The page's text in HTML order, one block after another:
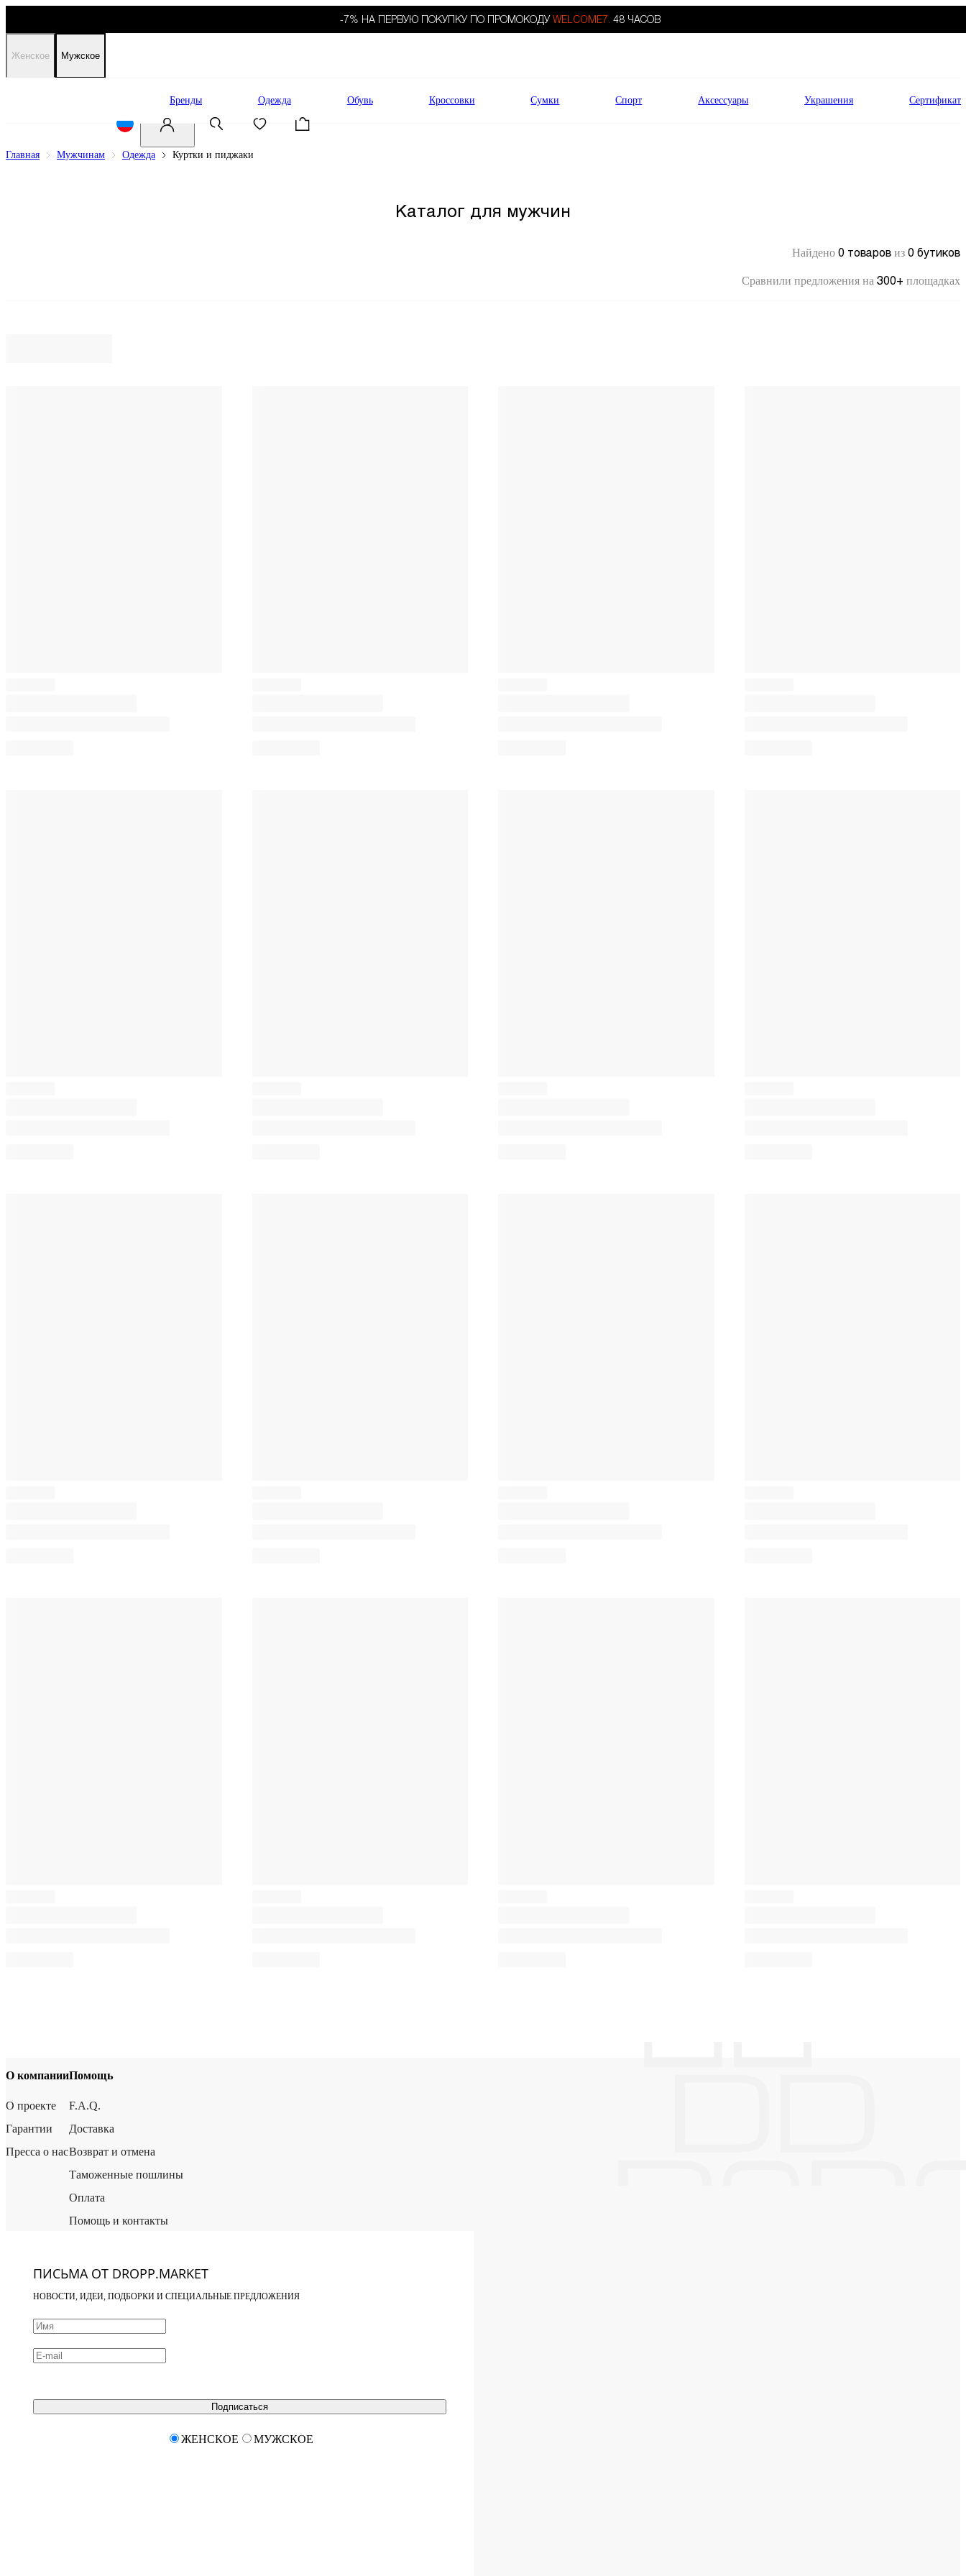
-7% НА ПЕРВУЮ ПОКУПКУ ПО ПРОМОКОДУ WELCOME7. 48 ЧАСОВ
Женское Мужское
Бренды Одежда Обувь Кроссовки Сумки Спорт Аксессуары Украшения Сертификат
Главная Мужчинам Одежда Куртки и пиджаки
Каталог для мужчин
Найдено 0 товаров из 0 бутиков
Сравнили предложения на 300+ площадках
О компании
О проекте
Гарантии
Пресса о нас
Помощь
F.A.Q.
Доставка
Возврат и отмена
Таможенные пошлины
Оплата
Помощь и контакты
ПИСЬМА ОТ DROPP.MARKET
НОВОСТИ, ИДЕИ, ПОДБОРКИ И СПЕЦИАЛЬНЫЕ ПРЕДЛОЖЕНИЯ
Подписаться
ЖЕНСКОЕ МУЖСКОЕ